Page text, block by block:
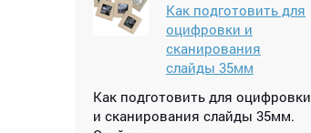
Как подготовить для
оцифровки и
сканирования
слайды 35мм
Как подготовить для оцифровки
и сканирования слайды 35мм.